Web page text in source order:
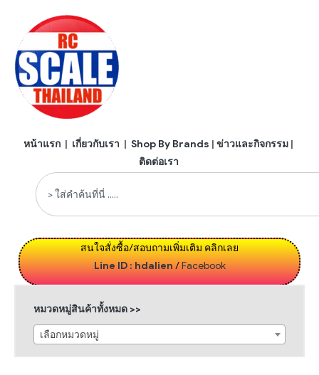
หน้าแรก | เกี่ยวกับเรา | Shop By Brands | ข่าวและกิจกรรม |
ติดต่อเรา
สนใจสั่งซื้อ/สอบถามเพิ่มเติม คลิกเลย
Line ID : hdalien/Facebook
หมวดหมู่สินค้าทั้งหมด >>
เลือกหมวดหมู่